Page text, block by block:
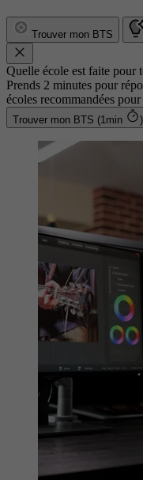
Trouver mon BTS
Quelle école est faite pour
Prends 2 minutes pour
écoles recommandées
Trouver mon BTS (1min )